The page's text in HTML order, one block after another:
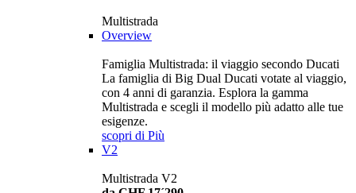
Multistrada
Overview
Famiglia Multistrada: il viaggio secondo Ducati
La famiglia di Big Dual Ducati votate al viaggio,
con 4 anni di garanzia. Esplora la gamma
Multistrada e scegli il modello più adatto alle tue
esigenze.
scopri di Più
V2
Multistrada V2